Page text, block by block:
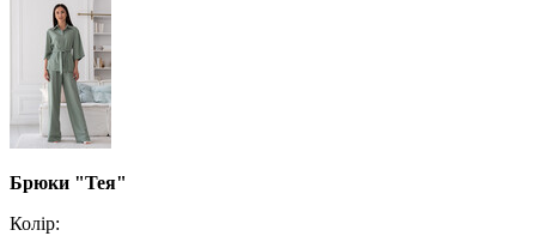
Брюки "Тея"
Колір: